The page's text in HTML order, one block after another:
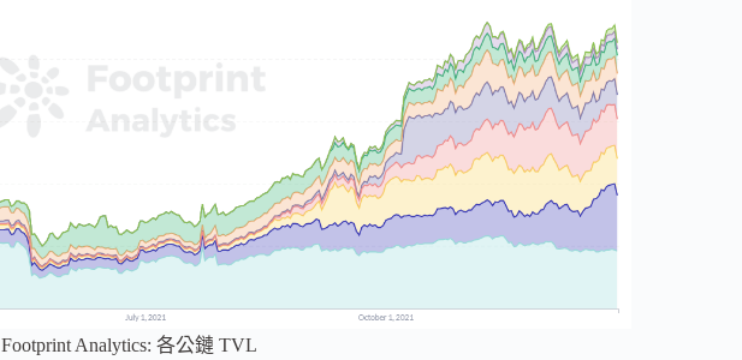
Footprint Analytics: 各公鏈 TVL